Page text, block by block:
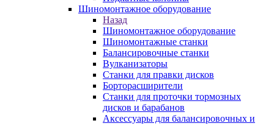
Шиномонтажное оборудование
Назад
Шиномонтажное оборудование
Шиномонтажные станки
Балансировочные станки
Вулканизаторы
Станки для правки дисков
Борторасширители
Станки для проточки тормозных
дисков и барабанов
Аксессуары для балансировочных и